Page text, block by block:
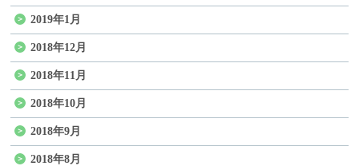
2019年1月
2018年12月
2018年11月
2018年10月
2018年9月
2018年8月